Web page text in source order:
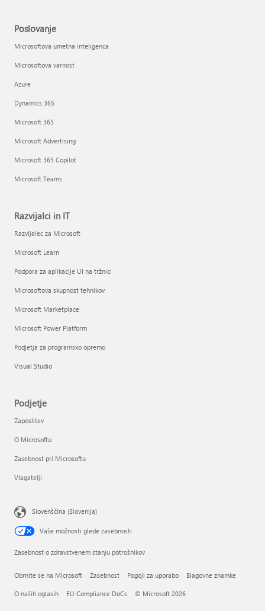
Poslovanje
Microsoftova umetna inteligenca
Microsoftova varnost
Azure
Dynamics 365
Microsoft 365
Microsoft Advertising
Microsoft 365 Copilot
Microsoft Teams
Razvijalci in IT
Razvijalec za Microsoft
Microsoft Learn
Podpora za aplikacije UI na tržnici
Microsoftova skupnost tehnikov
Microsoft Marketplace
Microsoft Power Platform
Podjetja za programsko opremo
Visual Studio
Podjetje
Zaposlitev
O Microsoftu
Zasebnost pri Microsoftu
Vlagatelji
Slovenščina (Slovenija)
Vaše možnosti glede zasebnosti
Zasebnost o zdravstvenem stanju potrošnikov
Obrnite se na Microsoft Zasebnost Pogoji za uporabo Blagovne znamke
O naših oglasih EU Compliance DoCs © Microsoft 2026